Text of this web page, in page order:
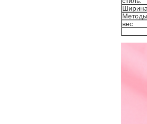
Ширина
Методы
вес